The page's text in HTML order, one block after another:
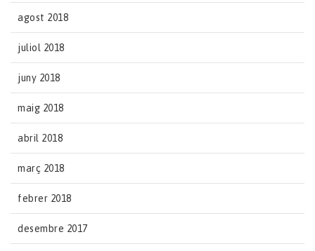
agost 2018
juliol 2018
juny 2018
maig 2018
abril 2018
març 2018
febrer 2018
desembre 2017